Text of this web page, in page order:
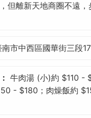
但離新天地商圈不遠，
南市中西區國華街三段
牛肉湯 (小)約 $110 -
- $180；肉燥飯約